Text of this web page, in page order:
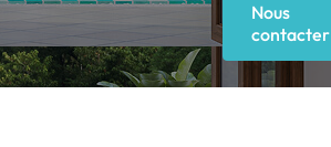
Nous
contacter